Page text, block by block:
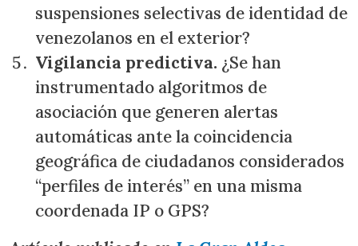
suspensiones selectivas de identidad de
venezolanos en el exterior?
Vigilancia predictiva. ¿Se han
instrumentado algoritmos de
asociación que generen alertas
automáticas ante la coincidencia
geográfica de ciudadanos considerados
“perfiles de interés” en una misma
coordenada IP o GPS?